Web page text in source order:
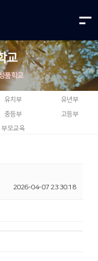
교
품학교
유치부 유년부
중등부
고등부
부모교육
2026-04-07 23:30:18